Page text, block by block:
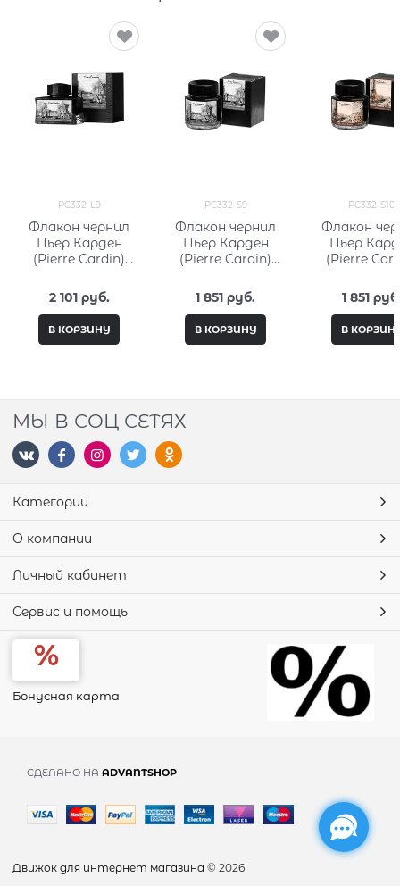
PC332-L9
Флакон чернил
Пьер Карден
(Pierre Cardin)
Fantasy PC332-L9
2 101 руб.
В КОРЗИНУ
PC332-S9
Флакон чернил
Пьер Карден
(Pierre Cardin)
Fantasy PC332-S9
1 851 руб.
В КОРЗИНУ
PC332-S10
Флакон
Пьер
(Pierre
Fantasy
1 851
В
МЫ В СОЦ СЕТЯХ
Категории
О компании
Личный кабинет
Сервис и помощь
Бонусная карта
СДЕЛАНО НА ADVANTSHOP
Движок для интернет магазина © 2026